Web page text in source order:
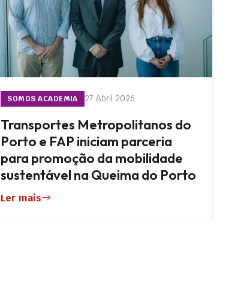
SOMOS ACADEMIA 27 Abril 2026
Transportes Metropolitanos do
Porto e FAP iniciam parceria
para promoção da mobilidade
sustentável na Queima do Porto
Ler mais